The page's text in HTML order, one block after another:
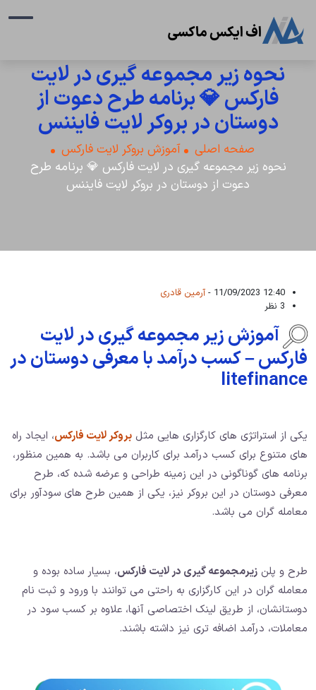
نحوه زیر مجموعه گیری در لایت
فارکس 💎 برنامه طرح دعوت از
دوستان در بروکر لایت فایننس
صفحه اصلی
آموزش بروکر لایت فارکس
نحوه زیر مجموعه گیری در لایت فارکس 💎 برنامه طرح
دعوت از دوستان در بروکر لایت فایننس
12:40 11/09/2023 -
آرمین قادری
3 نظر
آموزش زیر مجموعه گیری در لایت
فارکس – کسب درآمد با معرفی دوستان در
litefinance
یکی از استراتژی های کارگزاری هایی مثل بروکر لایت فارکس، ایجاد راه
های متنوع برای کسب درآمد برای کاربران می باشد. به همین منظور،
برنامه های گوناگونی در این زمینه طراحی و عرضه شده که، طرح
معرفی دوستان در این بروکر نیز، یکی از همین طرح های سودآور برای
معامله گران می باشد.
طرح و پلن زیرمجموعه گیری در لایت فارکس، بسیار ساده بوده و
معامله گران در این کارگزاری به راحتی می توانند با ورود و ثبت نام
دوستانشان، از طریق لینک اختصاصی آنها، علاوه بر کسب سود در
معاملات، درآمد اضافه تری نیز داشته باشند.